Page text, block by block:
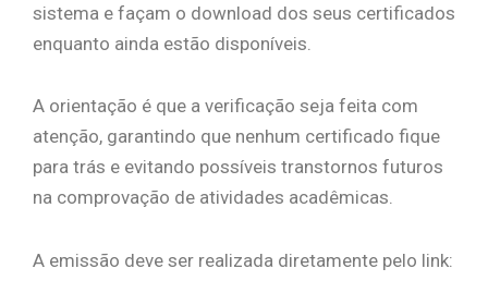
sistema e façam o download dos seus certificados
enquanto ainda estão disponíveis.
A orientação é que a verificação seja feita com
atenção, garantindo que nenhum certificado fique
para trás e evitando possíveis transtornos futuros
na comprovação de atividades acadêmicas.
A emissão deve ser realizada diretamente pelo link: